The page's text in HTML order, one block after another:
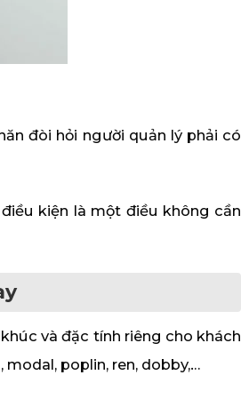
đòi hỏi người quản lý phải có
kiện là một điều không cần
và đặc tính riêng cho khách
poplin, ren, dobby,…